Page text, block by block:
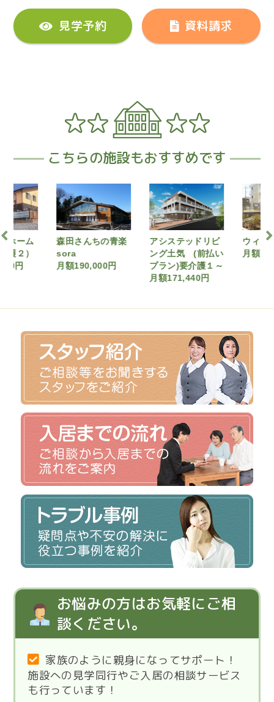
見学予約 資料請求
こちらの施設もおすすめです
ホーム
護２）
円
森田さんちの青楽
sora
月額190,000円
アシステッドリビ
ング土気 (前払い
プラン)要介護１～
月額171,440円
ウィズ
月額
お悩みの方はお気軽にご相
談ください。
家族のように親身になってサポート！
施設への見学同行やご入居の相談サービス
も行っています！